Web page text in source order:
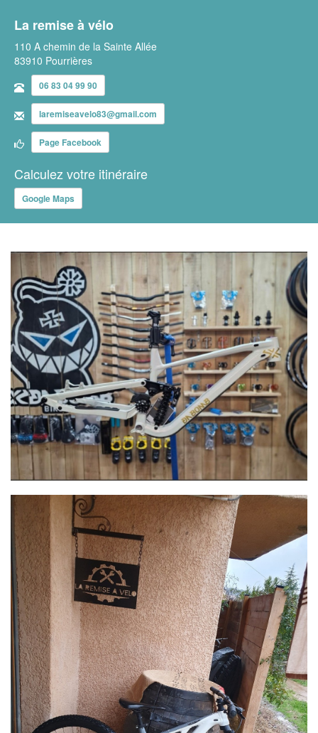
La remise à vélo
110 A chemin de la Sainte Allée
83910 Pourrières
06 83 04 99 90
laremiseavelo83@gmail.com
Page Facebook
Calculez votre itinéraire
Google Maps